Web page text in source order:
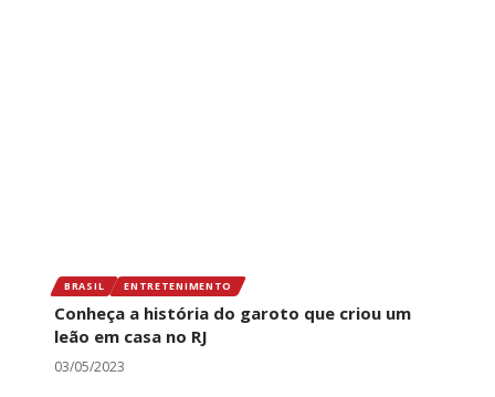
BRASIL ENTRETENIMENTO
Conheça a história do garoto que criou um
leão em casa no RJ
03/05/2023